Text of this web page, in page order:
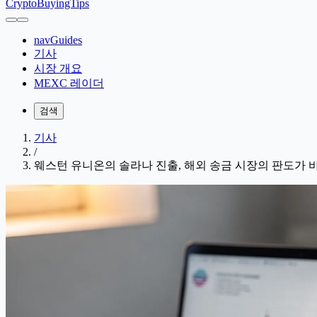
CryptoBuyingTips
navGuides
기사
시장 개요
MEXC 레이더
검색
기사
/
웨스턴 유니온의 솔라나 진출, 해외 송금 시장의 판도가